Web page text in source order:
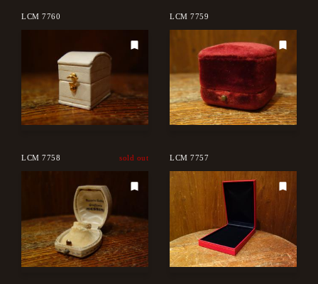
LCM 7760 LCM 7759
LCM 7758 sold out LCM 7757